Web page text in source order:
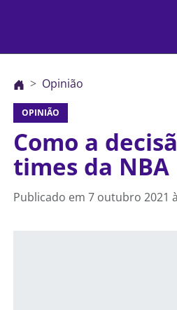
Opinião
OPINIÃO
Como a
times da NBA
Publicado em 7 outubro 2021